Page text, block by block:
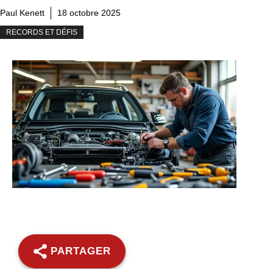
Paul Kenett 18 octobre 2025
RECORDS ET DÉFIS
PARTAGER